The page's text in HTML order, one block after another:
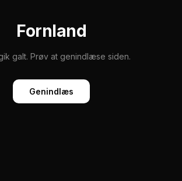
Fornland
galt. Prøv at genindlæse siden.
Genindlæs